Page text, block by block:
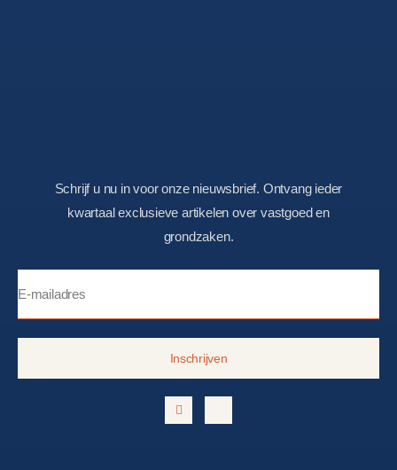
Schrijf u nu in voor onze nieuwsbrief. Ontvang ieder
kwartaal exclusieve artikelen over vastgoed en
grondzaken.
Inschrijven